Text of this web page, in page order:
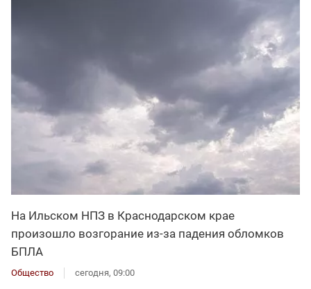
На Ильском НПЗ в Краснодарском крае
произошло возгорание из-за падения обломков
БПЛА
Общество сегодня, 09:00